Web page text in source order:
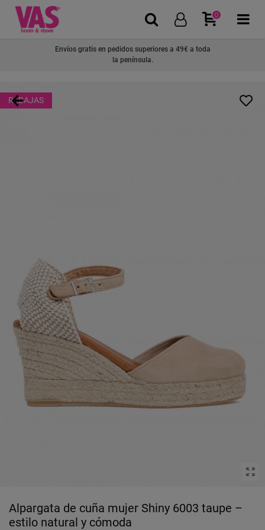
0
Envíos gratis en pedidos superiores a 49€ a toda
la península.
REBAJAS
Alpargata de cuña mujer Shiny 6003 taupe –
estilo natural y cómoda